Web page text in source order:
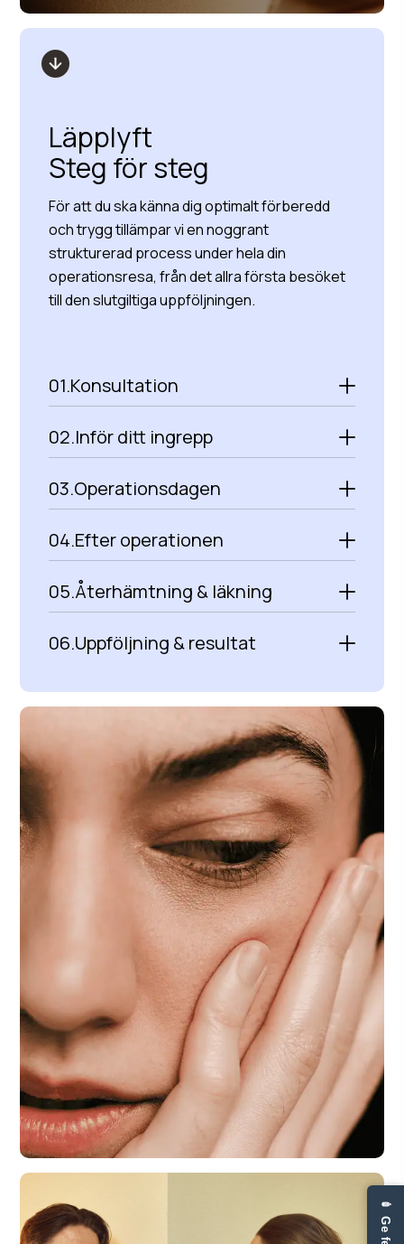
Läpplyft
Steg för steg
För att du ska känna dig optimalt förberedd
och trygg tillämpar vi en noggrant
strukturerad process under hela din
operationsresa, från det allra första besöket
till den slutgiltiga uppföljningen.
01.Konsultation
02.Inför ditt ingrepp
03.Operationsdagen
04.Efter operationen
05.Återhämtning & läkning
06.Uppföljning & resultat